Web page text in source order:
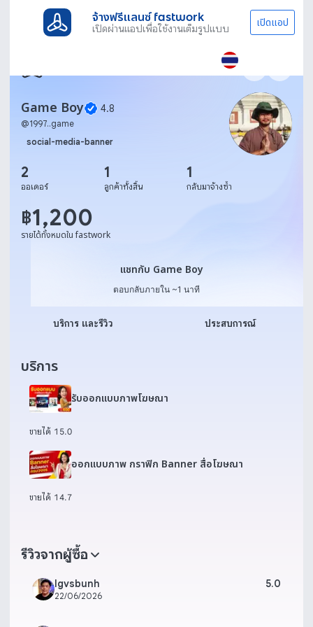
จ้างฟรีแลนซ์ fastwork
เปิดผ่านแอปเพื่อใช้งานเต็มรูปแบบ เปิดแอป
Game Boy 4.8
@1997..game
social-media-banner
2
ออเดอร์
1
ลูกค้าทั้งสิ้น
1
กลับมาจ้างซ้ำ
฿1,200
รายได้ทั้งหมดใน fastwork
แชทกับ Game Boy
แชทกับ Game Boy
ตอบกลับภายใน ~1 นาที
บริการ และรีวิว ประสบการณ์
บริการ
รับออกแบบภาพโฆษณา
ขายได้ 1 5.0
ออกแบบภาพ กราฟิก Banner สื่อโฆษณา
ขายได้ 1 4.7
รีวิวจากผู้ซื้อ
lgvsbunh
22/06/2026
5.0